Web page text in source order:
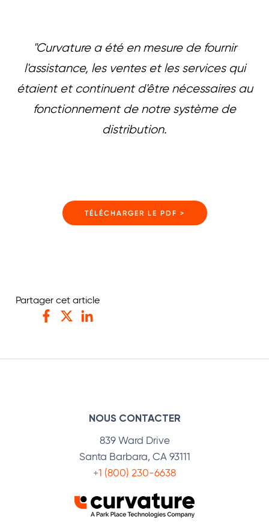
"Curvature a été en mesure de fournir
l'assistance, les ventes et les services qui
étaient et continuent d'être nécessaires au
fonctionnement de notre système de
distribution.
TÉLÉCHARGER LE PDF
Partager cet article
NOUS CONTACTER
839 Ward Drive
Santa Barbara, CA 93111
+1 (800) 230-6638